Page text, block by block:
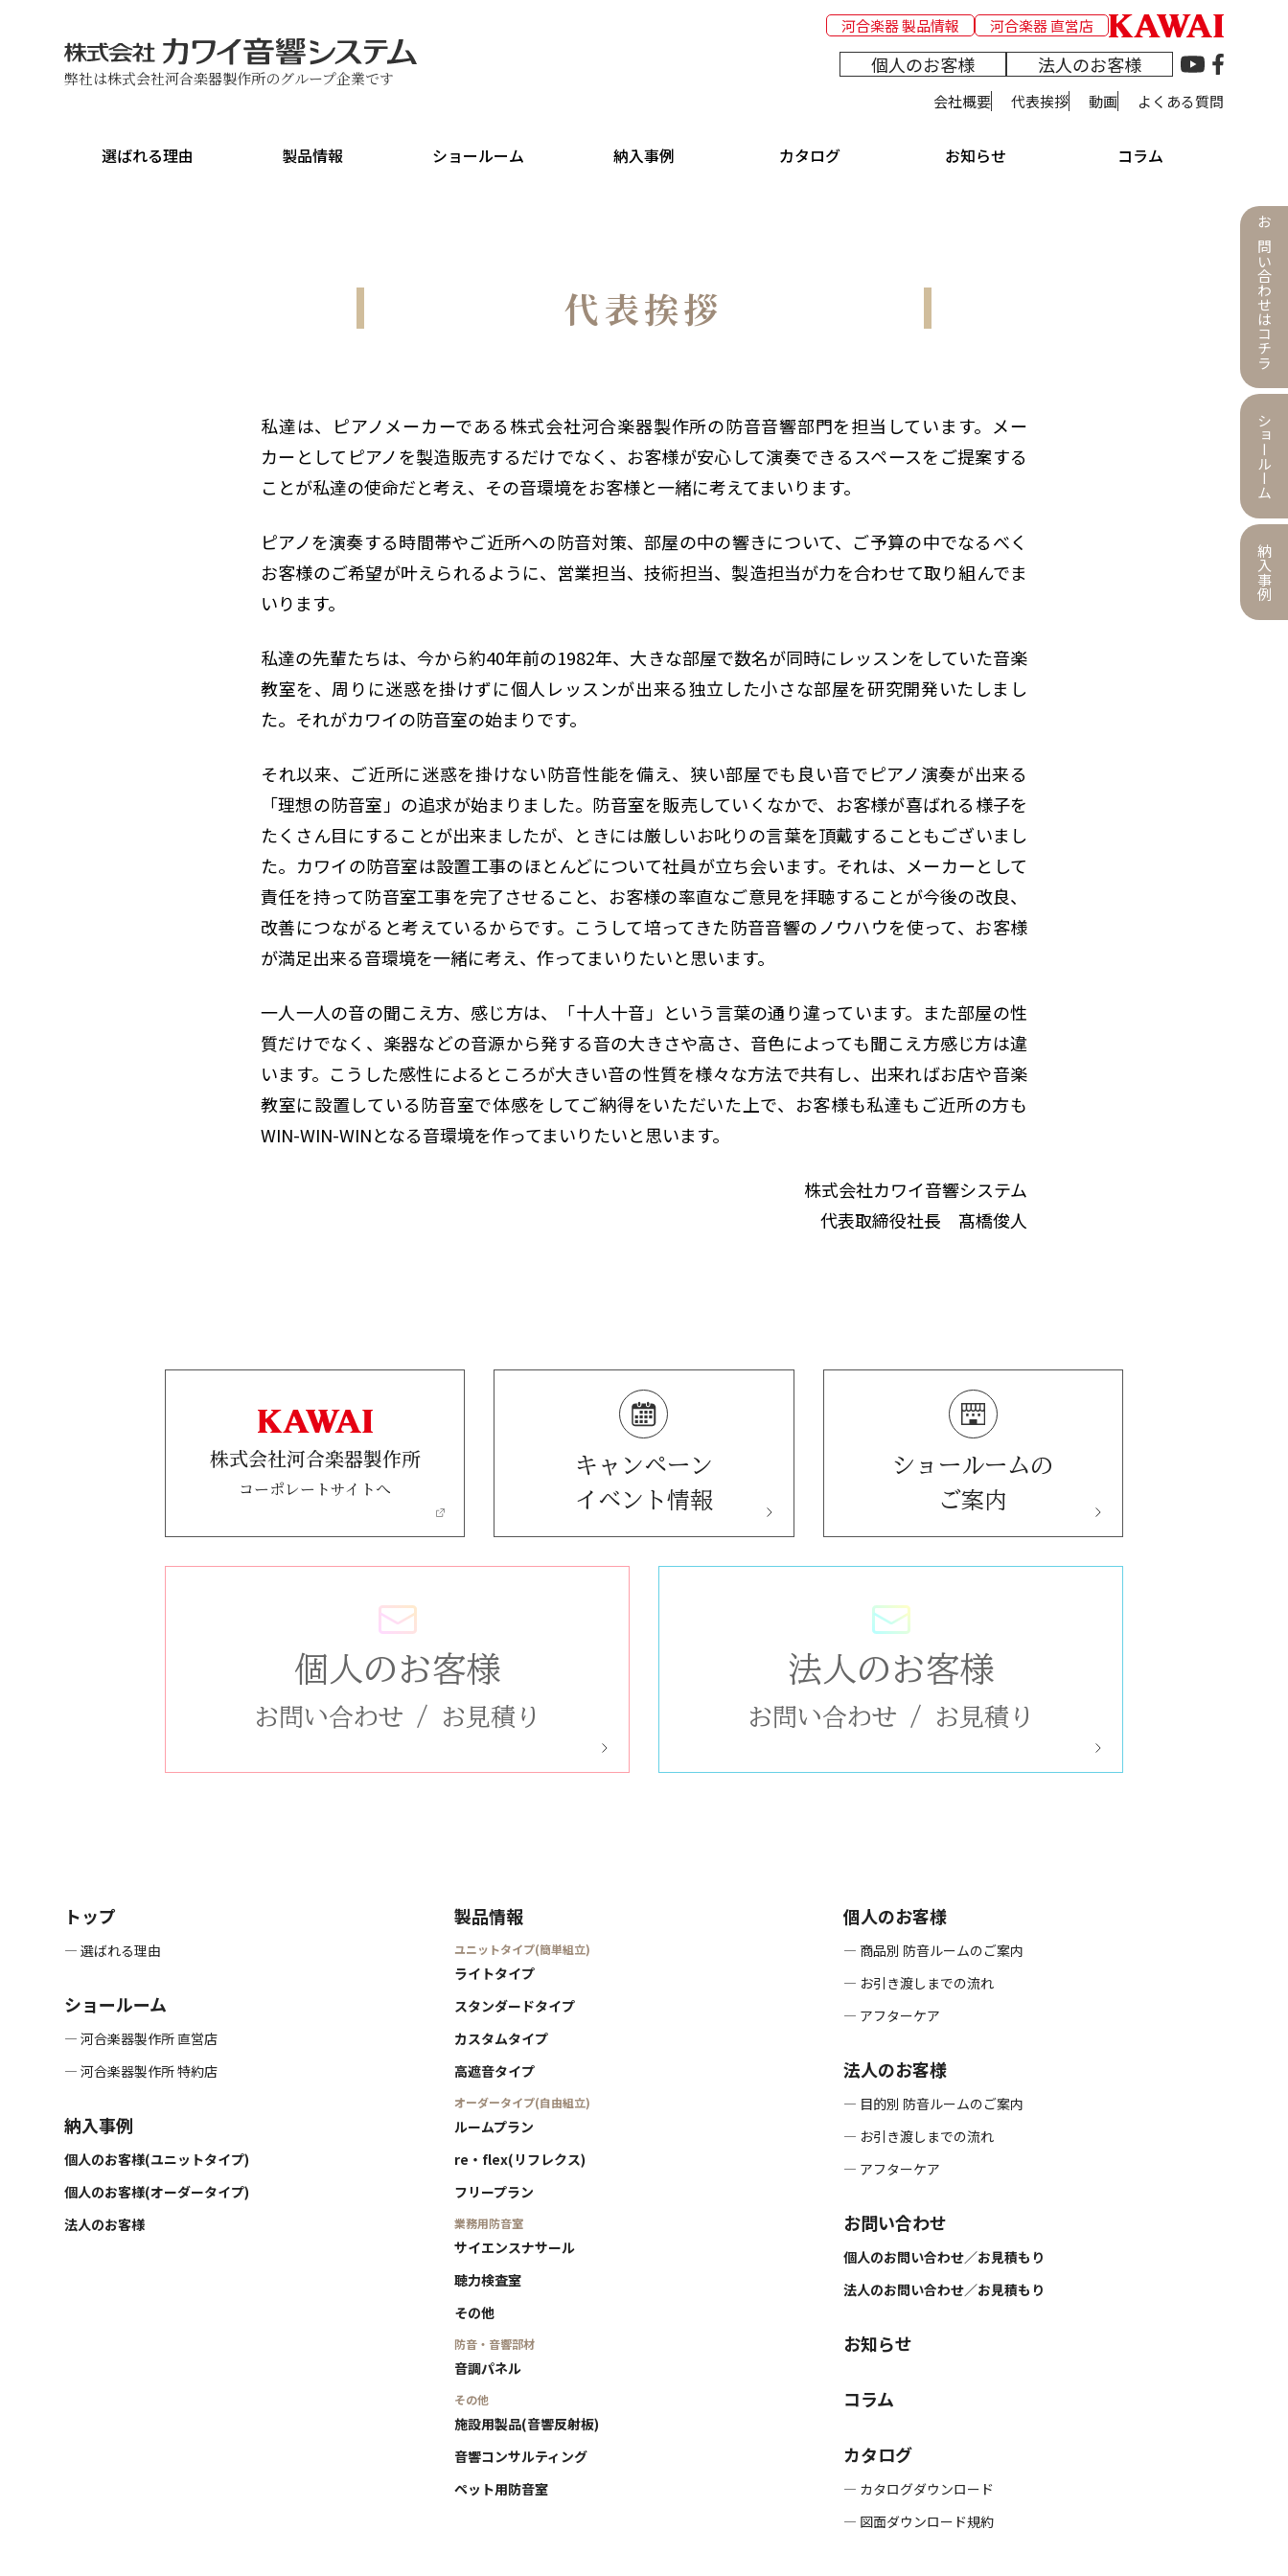
弊社は株式会社河合楽器製作所のグループ企業です
河合楽器 製品情報 河合楽器 直営店
個人のお客様 法人のお客様
会社概要 代表挨拶 動画 よくある質問
選ばれる理由 製品情報 ショールーム 納入事例 カタログ お知らせ コラム
お問い合わせはコチラ
ショールーム
納入事例
代表挨拶
私達は、ピアノメーカーである株式会社河合楽器製作所の防音音響部門を担当しています。メー
カーとしてピアノを製造販売するだけでなく、お客様が安心して演奏できるスペースをご提案する
ことが私達の使命だと考え、その音環境をお客様と一緒に考えてまいります。
ピアノを演奏する時間帯やご近所への防音対策、部屋の中の響きについて、ご予算の中でなるべく
お客様のご希望が叶えられるように、営業担当、技術担当、製造担当が力を合わせて取り組んでま
いります。
私達の先輩たちは、今から約40年前の1982年、大きな部屋で数名が同時にレッスンをしていた音楽
教室を、周りに迷惑を掛けずに個人レッスンが出来る独立した小さな部屋を研究開発いたしまし
た。それがカワイの防音室の始まりです。
それ以来、ご近所に迷惑を掛けない防音性能を備え、狭い部屋でも良い音でピアノ演奏が出来る
「理想の防音室」の追求が始まりました。防音室を販売していくなかで、お客様が喜ばれる様子を
たくさん目にすることが出来ましたが、ときには厳しいお叱りの言葉を頂戴することもございまし
た。カワイの防音室は設置工事のほとんどについて社員が立ち会います。それは、メーカーとして
責任を持って防音室工事を完了させること、お客様の率直なご意見を拝聴することが今後の改良、
改善につながると考えているからです。こうして培ってきた防音音響のノウハウを使って、お客様
が満足出来る音環境を一緒に考え、作ってまいりたいと思います。
一人一人の音の聞こえ方、感じ方は、「十人十音」という言葉の通り違っています。また部屋の性
質だけでなく、楽器などの音源から発する音の大きさや高さ、音色によっても聞こえ方感じ方は違
います。こうした感性によるところが大きい音の性質を様々な方法で共有し、出来ればお店や音楽
教室に設置している防音室で体感をしてご納得をいただいた上で、お客様も私達もご近所の方も
WIN-WIN-WINとなる音環境を作ってまいりたいと思います。
株式会社カワイ音響システム
代表取締役社長 髙橋俊人
株式会社河合楽器製作所
コーポレートサイトへ
キャンペーン
イベント情報
ショールームの
ご案内
個人のお客様
お問い合わせ / お見積り
法人のお客様
お問い合わせ / お見積り
トップ
― 選ばれる理由
ショールーム
― 河合楽器製作所 直営店
― 河合楽器製作所 特約店
納入事例
個人のお客様(ユニットタイプ)
個人のお客様(オーダータイプ)
法人のお客様
製品情報
ユニットタイプ(簡単組立)
ライトタイプ
スタンダードタイプ
カスタムタイプ
高遮音タイプ
オーダータイプ(自由組立)
ルームプラン
re・flex(リフレクス)
フリープラン
業務用防音室
サイエンスナサール
聴力検査室
その他
防音・音響部材
音調パネル
その他
施設用製品(音響反射板)
音響コンサルティング
ペット用防音室
個人のお客様
― 商品別 防音ルームのご案内
― お引き渡しまでの流れ
― アフターケア
法人のお客様
― 目的別 防音ルームのご案内
― お引き渡しまでの流れ
― アフターケア
お問い合わせ
個人のお問い合わせ／お見積もり
法人のお問い合わせ／お見積もり
お知らせ
コラム
カタログ
― カタログダウンロード
― 図面ダウンロード規約